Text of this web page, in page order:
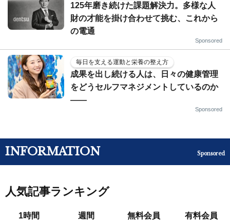
125年磨き続けた課題解決力。多様な人
財の才能を掛け合わせて挑む、これから
の電通
Sponsored
毎日を支える運動と栄養の整え方
成果を出し続ける人は、日々の健康管理
をどうセルフマネジメントしているのか
——
Sponsored
INFORMATION Sponsored
人気記事ランキング
1時間 週間 無料会員 有料会員